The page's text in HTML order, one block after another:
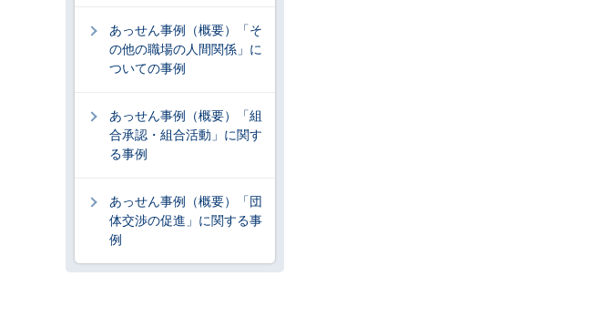
あっせん事例（概要）「そ
の他の職場の人間関係」に
ついての事例
あっせん事例（概要）「組
合承認・組合活動」に関す
る事例
あっせん事例（概要）「団
体交渉の促進」に関する事
例